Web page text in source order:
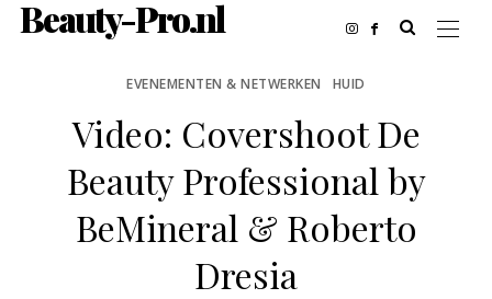
Beauty-Pro.nl
EVENEMENTEN & NETWERKEN HUID
Video: Covershoot De
Beauty Professional by
BeMineral & Roberto
Dresia